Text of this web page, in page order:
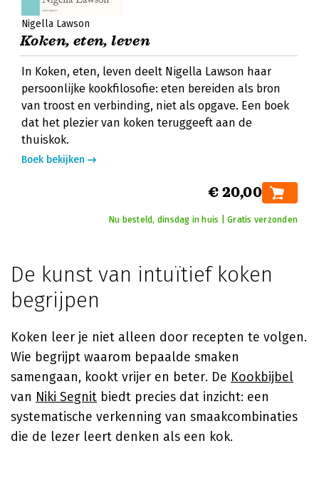
Nigella Lawson
Koken, eten, leven
In Koken, eten, leven deelt Nigella Lawson haar
persoonlijke kookfilosofie: eten bereiden als bron
van troost en verbinding, niet als opgave. Een boek
dat het plezier van koken teruggeeft aan de
thuiskok.
Boek bekijken
€ 20,00
Nu besteld, dinsdag in huis | Gratis verzonden
De kunst van intuïtief koken
begrijpen
Koken leer je niet alleen door recepten te volgen.
Wie begrijpt waarom bepaalde smaken
samengaan, kookt vrijer en beter. De Kookbijbel
van Niki Segnit biedt precies dat inzicht: een
systematische verkenning van smaakcombinaties
die de lezer leert denken als een kok.